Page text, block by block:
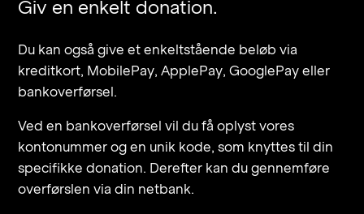
Giv en enkelt donation.
Du kan også give et enkeltstående beløb via
kreditkort, MobilePay, ApplePay, GooglePay eller
bankoverførsel.
Ved en bankoverførsel vil du få oplyst vores
kontonummer og en unik kode, som knyttes til din
specifikke donation. Derefter kan du gennemføre
overførslen via din netbank.